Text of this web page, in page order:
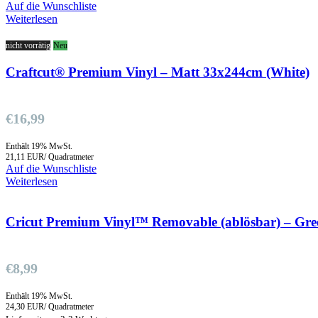
Auf die Wunschliste
Weiterlesen
nicht vorrätig Neu
Craftcut® Premium Vinyl – Matt 33x244cm (White)
€16,99
Enthält 19% MwSt.
21,11 EUR/ Quadratmeter
Auf die Wunschliste
Weiterlesen
Cricut Premium Vinyl™ Removable (ablösbar) –
€8,99
Enthält 19% MwSt.
24,30 EUR/ Quadratmeter